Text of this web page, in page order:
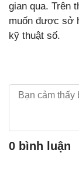
gian qua. Trên
muốn được sở
kỹ thuật số.
0 bình luận